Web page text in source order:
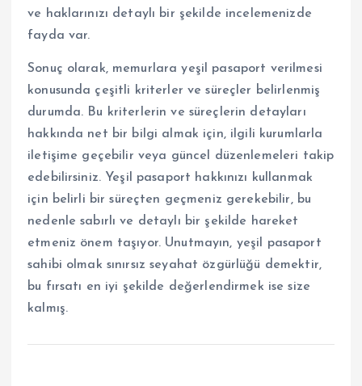
ve haklarınızı detaylı bir şekilde incelemenizde
fayda var.
Sonuç olarak, memurlara yeşil pasaport verilmesi
konusunda çeşitli kriterler ve süreçler belirlenmiş
durumda. Bu kriterlerin ve süreçlerin detayları
hakkında net bir bilgi almak için, ilgili kurumlarla
iletişime geçebilir veya güncel düzenlemeleri takip
edebilirsiniz. Yeşil pasaport hakkınızı kullanmak
için belirli bir süreçten geçmeniz gerekebilir, bu
nedenle sabırlı ve detaylı bir şekilde hareket
etmeniz önem taşıyor. Unutmayın, yeşil pasaport
sahibi olmak sınırsız seyahat özgürlüğü demektir,
bu fırsatı en iyi şekilde değerlendirmek ise size
kalmış.